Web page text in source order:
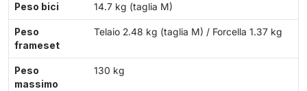
Peso bici 14.7 kg (taglia M)
Peso
frameset
Telaio 2.48 kg (taglia M) / Forcella 1.37 kg
Peso
massimo
130 kg